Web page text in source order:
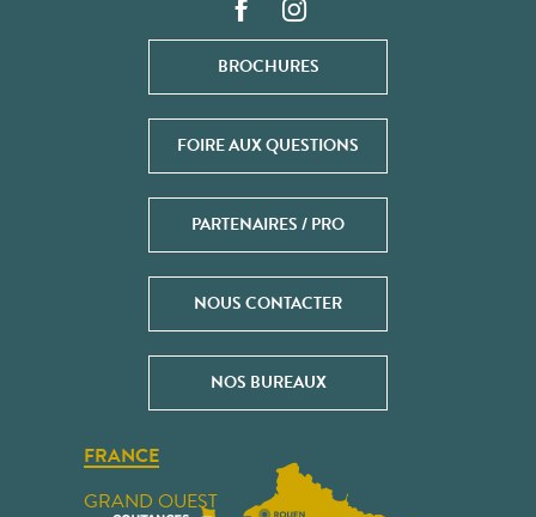
BROCHURES
FOIRE AUX QUESTIONS
PARTENAIRES / PRO
NOUS CONTACTER
NOS BUREAUX
FRANCE
GRAND OUEST